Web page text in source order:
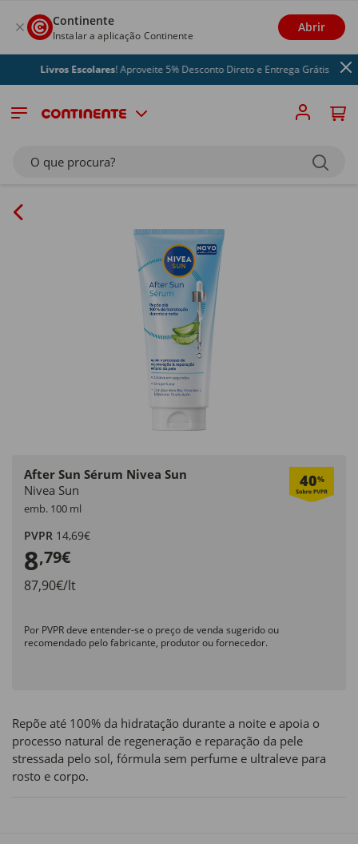
Continente
Instalar a aplicação Continente
Abrir
Livros Escolares! Aproveite 5% Desconto Direto e Entrega Grátis
O que procura?
After Sun Sérum Nivea Sun 40%
Nivea Sun
emb. 100 ml
PVPR 14,69€
8,79€
87,90€/lt
Por PVPR deve entender-se o preço de venda sugerido ou
recomendado pelo fabricante, produtor ou fornecedor.
Repõe até 100% da hidratação durante a noite e apoia o
processo natural de regeneração e reparação da pele
stressada pelo sol, fórmula sem perfume e ultraleve para
rosto e corpo.